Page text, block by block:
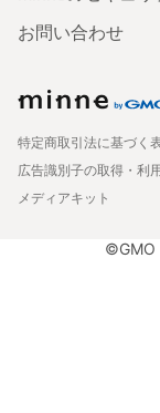
お問い合わせ
特定商取引法に基づく
広告識別子の取得・利用
メディアキット
©GMO